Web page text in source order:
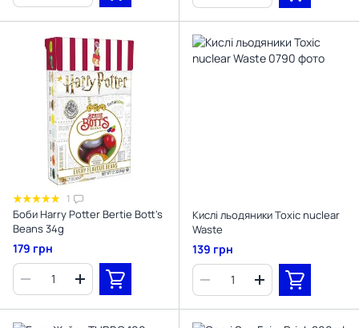
1
Боби Harry Potter Bertie Bott's
Beans 34g
179 грн
Кислі льодяники Toxic nuclear
Waste
139 грн